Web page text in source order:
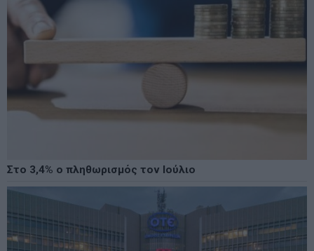
Στο 3,4% ο πληθωρισμός τον Ιούλιο